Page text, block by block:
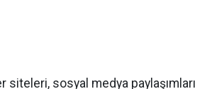
siteleri, sosyal medya paylaşımları